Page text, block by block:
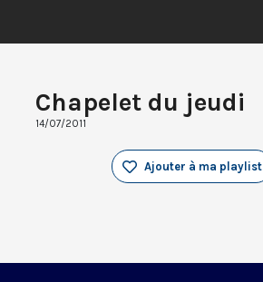
Chapelet du jeudi
14/07/2011
Ajouter à ma playlist